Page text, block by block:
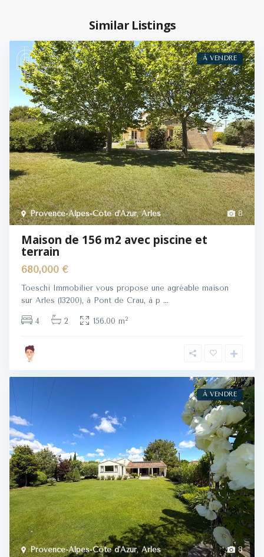
Similar Listings
8
Provence-Alpes-Côte d'Azur,Arles
À VENDRE
Maison de 156 m2 avec piscine et
terrain
680,000 €
Toeschi Immobilier vous propose une agréable maison
sur Arles (13200), à Pont de Crau, à p ...
4 2 156.00 m2
8
Provence-Alpes-Côte d'Azur,Arles
À VENDRE